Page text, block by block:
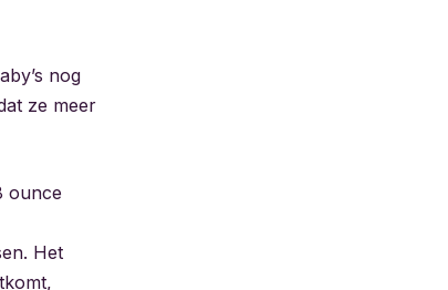
nog
ze meer
ounce
Het